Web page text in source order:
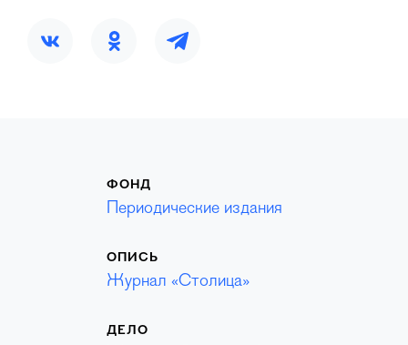
ФОНД
Периодические издания
ОПИСЬ
Журнал «Столица»
ДЕЛО